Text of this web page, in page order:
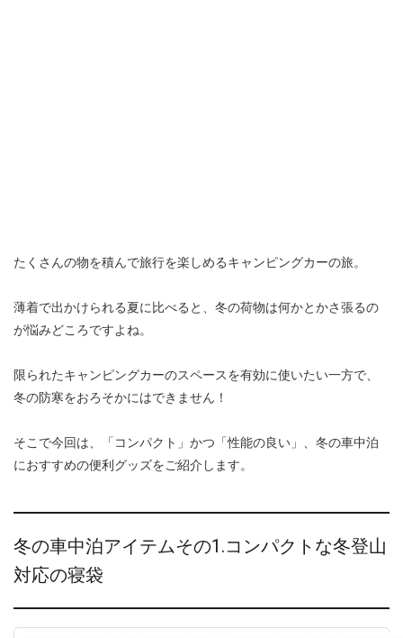
たくさんの物を積んで旅行を楽しめるキャンピングカーの旅。
薄着で出かけられる夏に比べると、冬の荷物は何かとかさ張るの
が悩みどころですよね。
限られたキャンピングカーのスペースを有効に使いたい一方で、
冬の防寒をおろそかにはできません！
そこで今回は、「コンパクト」かつ「性能の良い」、冬の車中泊
におすすめの便利グッズをご紹介します。
冬の車中泊アイテムその1.コンパクトな冬登山
対応の寝袋